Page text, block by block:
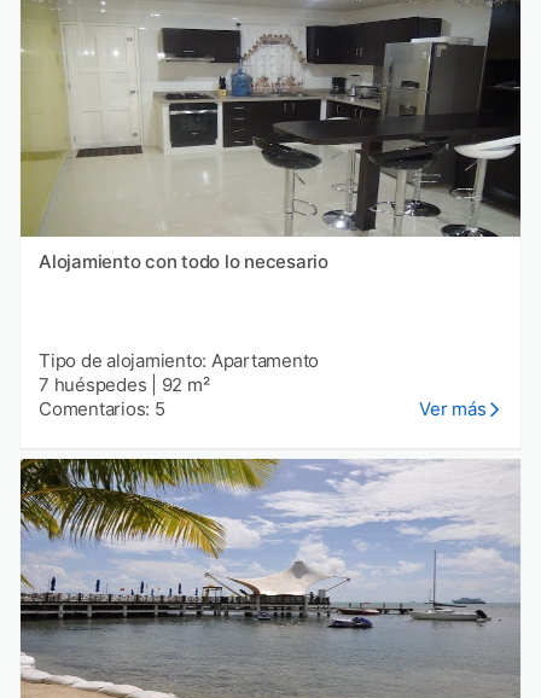
Alojamiento con todo lo necesario
Tipo de alojamiento: Apartamento
7 huéspedes
92 m²
Comentarios: 5
Ver más